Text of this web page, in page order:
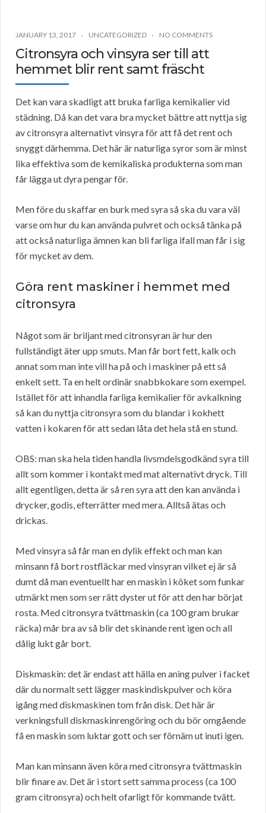
JANUARY 13, 2017 UNCATEGORIZED NO COMMENTS
Citronsyra och vinsyra ser till att
hemmet blir rent samt fräscht
Det kan vara skadligt att bruka farliga kemikalier vid
städning. Då kan det vara bra mycket bättre att nyttja sig
av citronsyra alternativt vinsyra för att få det rent och
snyggt därhemma. Det här är naturliga syror som är minst
lika effektiva som de kemikaliska produkterna som man
får lägga ut dyra pengar för.
Men före du skaffar en burk med syra så ska du vara väl
varse om hur du kan använda pulvret och också tänka på
att också naturliga ämnen kan bli farliga ifall man får i sig
för mycket av dem.
Göra rent maskiner i hemmet med
citronsyra
Något som är briljant med citronsyran är hur den
fullständigt äter upp smuts. Man får bort fett, kalk och
annat som man inte vill ha på och i maskiner på ett så
enkelt sett. Ta en helt ordinär snabbkokare som exempel.
Istället för att inhandla farliga kemikalier för avkalkning
så kan du nyttja citronsyra som du blandar i kokhett
vatten i kokaren för att sedan låta det hela stå en stund.
OBS: man ska hela tiden handla livsmdelsgodkänd syra till
allt som kommer i kontakt med mat alternativt dryck. Till
allt egentligen, detta är så ren syra att den kan använda i
drycker, godis, efterrätter med mera. Alltså ätas och
drickas.
Med vinsyra så får man en dylik effekt och man kan
minsann få bort rostfläckar med vinsyran vilket ej är så
dumt då man eventuellt har en maskin i köket som funkar
utmärkt men som ser rätt dyster ut för att den har börjat
rosta. Med citronsyra tvättmaskin (ca 100 gram brukar
räcka) mår bra av så blir det skinande rent igen och all
dålig lukt går bort.
Diskmaskin: det är endast att hälla en aning pulver i facket
där du normalt sett lägger maskindiskpulver och köra
igång med diskmaskinen tom från disk. Det här är
verkningsfull diskmaskinrengöring och du bör omgående
få en maskin som luktar gott och ser förnäm ut inuti igen.
Man kan minsann även köra med citronsyra tvättmaskin
blir finare av. Det är i stort sett samma process (ca 100
gram citronsyra) och helt ofarligt för kommande tvätt.